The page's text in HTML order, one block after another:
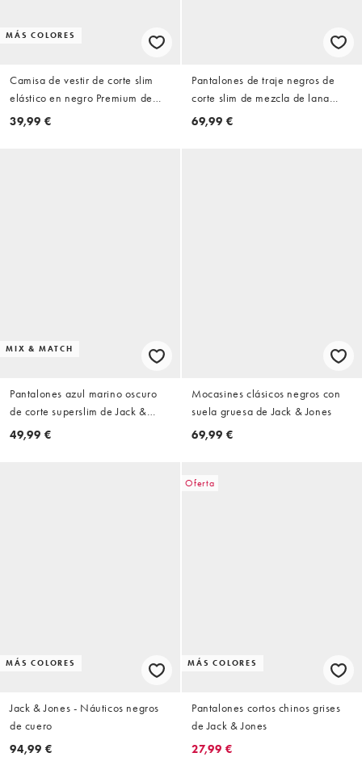
MÁS COLORES
Camisa de vestir de corte slim
elástico en negro Premium de
Jack & Jones
39,99 €
Pantalones de traje negros de
corte slim de mezcla de lana
elástica de Jack & Jones Premium
69,99 €
MIX & MATCH
Pantalones azul marino oscuro
de corte superslim de Jack &
Jones
49,99 €
Mocasines clásicos negros con
suela gruesa de Jack & Jones
69,99 €
MÁS COLORES
Jack & Jones - Náuticos negros
de cuero
94,99 €
Oferta
MÁS COLORES
Pantalones cortos chinos grises
de Jack & Jones
27,99 €